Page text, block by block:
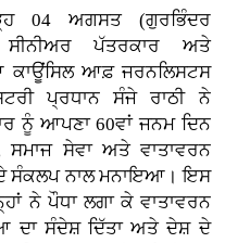
04 ਅਗਸਤ (ਗੁਰਭਿੰਦਰ
ਸੀਨੀਅਰ ਪੱਤਰਕਾਰ ਅਤੇ
ਕਾਊਂਸਿਲ ਆਫ਼ ਜਰਨਲਿਸਟਸ
ਪ੍ਰਧਾਨ ਸੰਜੇ ਰਾਠੀ ਨੇ
ਨੂੰ ਆਪਣਾ 60ਵਾਂ ਜਨਮ ਦਿਨ
ਸਮਾਜ ਸੇਵਾ ਅਤੇ ਵਾਤਾਵਰਨ
ਸੰਕਲਪ ਨਾਲ ਮਨਾਇਆ। ਇਸ
ਨੇ ਪੌਧਾ ਲਗਾ ਕੇ ਵਾਤਾਵਰਨ
ਦਾ ਸੰਦੇਸ਼ ਦਿੱਤਾ ਅਤੇ ਦੇਸ਼ ਦੇ